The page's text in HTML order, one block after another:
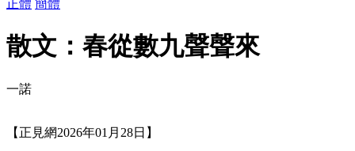
正體 簡體
散文：春從數九聲聲來
一諾
【正見網2026年01月28日】